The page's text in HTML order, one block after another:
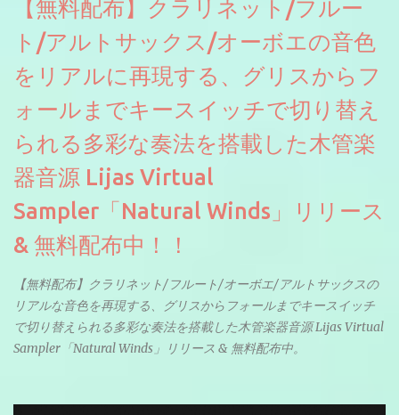
【無料配布】クラリネット/フルー
ト/アルトサックス/オーボエの音色
をリアルに再現する、グリスからフ
ォールまでキースイッチで切り替え
られる多彩な奏法を搭載した木管楽
器音源 Lijas Virtual
Sampler「Natural Winds」リリース
& 無料配布中！！
【無料配布】クラリネット/フルート/オーボエ/アルトサックスの
リアルな音色を再現する、グリスからフォールまでキースイッチ
で切り替えられる多彩な奏法を搭載した木管楽器音源 Lijas Virtual
Sampler「Natural Winds」リリース & 無料配布中。